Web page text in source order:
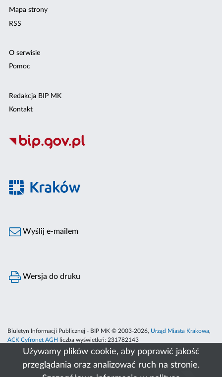
Używamy plików cookie, aby poprawić jakość
przeglądania oraz analizować ruch na stronie.
Mapa strony
RSS
O serwisie
Pomoc
Redakcja BIP MK
Kontakt
Wyślij e-mailem
Wersja do druku
Biuletyn Informacji Publicznej - BIP MK © 2003-2026, Urząd Miasta Krakowa,
ACK Cyfronet AGH
liczba wyświetleń: 231782143